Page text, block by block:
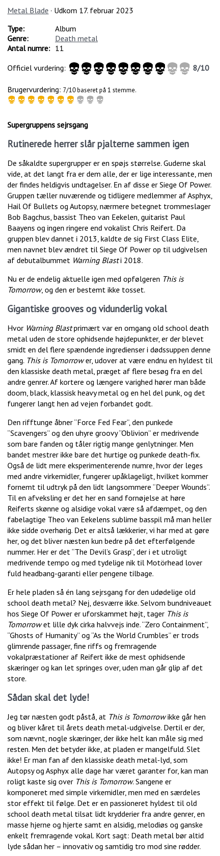
Metal Blade · Udkom 17. februar 2023
Type:
Album
Genre:
Death metal
Antal numre: 11
Officiel vurdering:
8/10
Brugervurdering: 7/10 baseret på 1 stemme.
Supergruppens sejrsgang
Rutinerede herrer slår pjalterne sammen igen
De såkaldte supergrupper er en spøjs størrelse. Guderne skal
vide, at det langt fra er dem alle, der er lige interessante, men
der findes heldigvis undtagelser. En af disse er Siege Of Power.
Gruppen tæller nuværende og tidligere medlemmer af Asphyx,
Hail Of Bullets og Autopsy, nærmere betegnet trommeslager
Bob Bagchus, bassist Theo van Eekelen, guitarist Paul
Baayens og ingen ringere end vokalist Chris Reifert. Da
gruppen blev dannet i 2013, kaldte de sig First Class Elite,
men navnet blev ændret til Siege Of Power op til udgivelsen
af debutalbummet Warning Blasti 2018.
Nu er de endelig aktuelle igen med opfølgeren This is
Tomorrow, og den er bestemt ikke tosset.
Gigantiske grooves og vidunderlig vokal
Hvor Warning Blastprimært var en omgang old school death
metal uden de store ophidsende højdepunkter, er der blevet
smidt en del flere spændende ingredienser i dødssuppen denne
gang. This is Tomorrower, udover at være endnu en hyldest til
den klassiske death metal, præget af flere besøg fra en del
andre genrer. Af kortere og længere varighed hører man både
doom, black, klassisk heavy metal og en hel del punk, og det
fungerer langt hen ad vejen forbandet godt.
Den rifftunge åbner “Force Fed Fear”, den punkede
“Scavengers” og den uhyre groovy “Oblivion” er medrivende
som bare fanden og tåler rigtig mange genlytninger. Men
bandet mestrer ikke bare det hurtige og punkede death-fix.
Også de lidt mere eksperimenterende numre, hvor der leges
med andre virkemidler, fungerer upåklageligt, hvilket kommer
fornemt til udtryk på den lidt langsommere “Deeper Wounds”.
Til en afveksling er det her en sand fornøjelse at høre
Reiferts skønne og alsidige vokal være så afdæmpet, og den
fabelagtige Theo van Eekelens sublime basspil må man heller
ikke sidde overhørig. Det er altså lækkerier, vi har med at gøre
her, og det bliver næsten kun bedre på det efterfølgende
nummer. Her er det “The Devil’s Grasp”, der i et utroligt
medrivende tempo og med tydelige nik til Motörhead lover
fuld headbang-garanti eller pengene tilbage.
Er hele pladen så én lang sejrsgang for den udødelige old
school death metal? Nej, desværre ikke. Selvom bundniveauet
hos Siege Of Power er uforskammet højt, tager This is
Tomorrowet lille dyk cirka halvvejs inde. “Zero Containment”,
“Ghosts of Humanity” og “As the World Crumbles” er trods
glimrende passager, fine riffs og fremragende
vokalpræstationer af Reifert ikke de mest ophidsende
skæringer og kan let springes over, uden man går glip af det
store.
Sådan skal det lyde!
Jeg tør næsten godt påstå, at This is Tomorrowikke går hen
og bliver kåret til årets death metal-udgivelse. Dertil er der,
som nævnt, nogle skæringer, der ikke helt kan måle sig med
resten. Men det betyder ikke, at pladen er mangelfuld. Slet
ikke! Er man fan af den klassiske death metal-lyd, som
Autopsy og Asphyx alle dage har været garanter for, kan man
roligt kaste sig over This is Tomorrow. Sangene er
komponeret med simple virkemidler, men med en særdeles
stor effekt til følge. Det er en passioneret hyldest til old
school death metal tilsat lidt krydderier fra andre genrer, en
masse hjerne og hjerte samt en alsidig, melodiøs og ganske
enkelt fremragende vokal. Kort sagt: Death metal bør altid
lyde sådan her – innovativ og samtidig tro mod sine rødder.